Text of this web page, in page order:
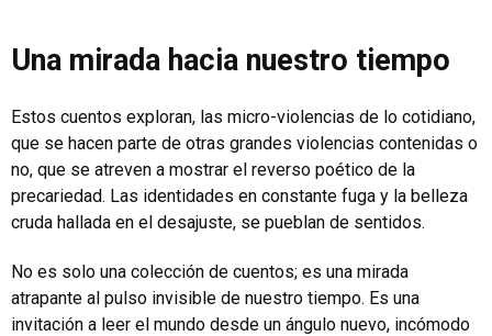
Una mirada hacia nuestro tiempo
Estos cuentos exploran, las micro-violencias de lo cotidiano,
que se hacen parte de otras grandes violencias contenidas o
no, que se atreven a mostrar el reverso poético de la
precariedad. Las identidades en constante fuga y la belleza
cruda hallada en el desajuste, se pueblan de sentidos.
No es solo una colección de cuentos; es una mirada
atrapante al pulso invisible de nuestro tiempo. Es una
invitación a leer el mundo desde un ángulo nuevo, incómodo